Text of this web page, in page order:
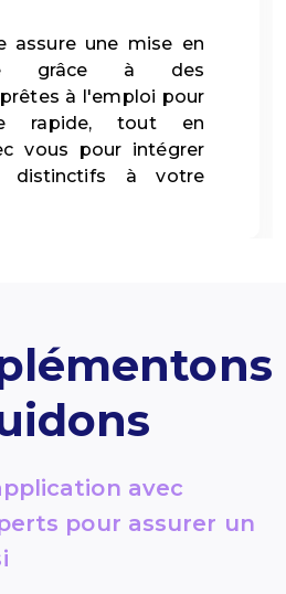
assure une mise en
grâce à des
à l'emploi pour
rapide, tout en
vous pour intégrer
distinctifs à votre
avec
pour assurer un